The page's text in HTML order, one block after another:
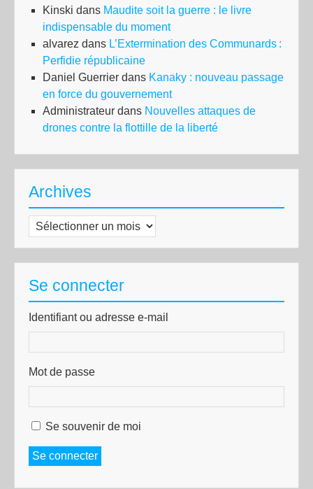
Kinski dans Maudite soit la guerre : le livre
indispensable du moment
alvarez dans L’Extermination des Communards :
Perfidie républicaine
Daniel Guerrier dans Kanaky : nouveau passage
en force du gouvernement
Administrateur dans Nouvelles attaques de
drones contre la flottille de la liberté
Archives
Archives
Se connecter
Identifiant ou adresse e-mail
Mot de passe
Se souvenir de moi
Se connecter